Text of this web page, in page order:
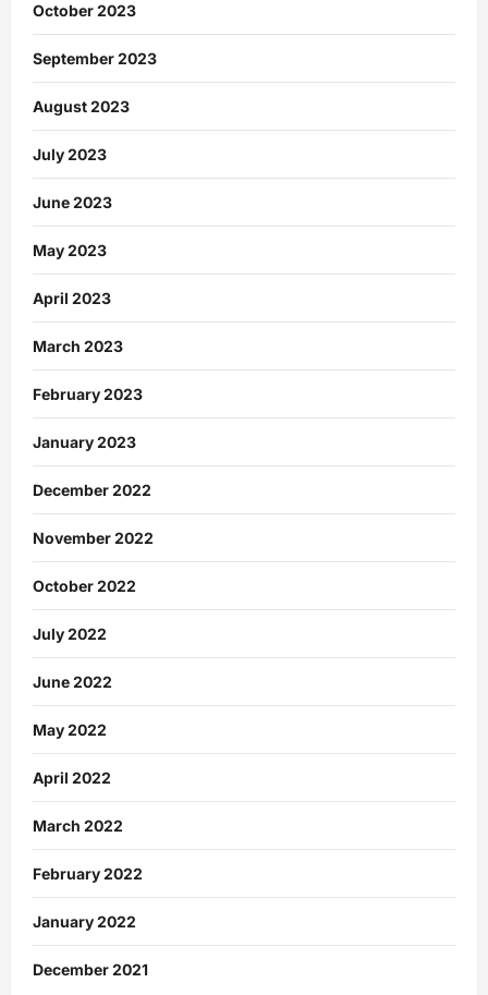
October 2023
September 2023
August 2023
July 2023
June 2023
May 2023
April 2023
March 2023
February 2023
January 2023
December 2022
November 2022
October 2022
July 2022
June 2022
May 2022
April 2022
March 2022
February 2022
January 2022
December 2021